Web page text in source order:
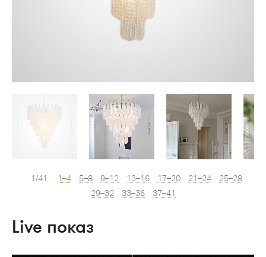
1/41 1–4 5–8 9–12 13–16 17–20 21–24
25–28
29–32
33–36 37–41
Live показ